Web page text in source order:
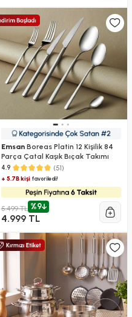
EmsanBoreas Platin 12 Kişilik 84
Parça Çatal Kaşık Bıçak Takımı
4.9 (51)
+ 5.7B kişifavoriledi!
5.499 TL %9
4.999 TL